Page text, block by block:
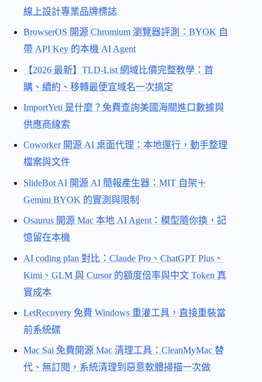
線上設計專業品牌標誌
BrowserOS 開源 Chromium 瀏覽器評測：BYOK 自
帶 API Key 的本機 AI Agent
【2026 最新】TLD-List 網域比價完整教學：首
購、續約、移轉最便宜域名一次搞定
ImportYeti 是什麼？免費查詢美國海關進口數據與
供應商線索
Coworker 開源 AI 桌面代理：本地運行，動手整理
檔案與文件
SlideBot AI 開源 AI 簡報產生器：MIT 自架＋
Gemini BYOK 的實測與限制
Osaurus 開源 Mac 本地 AI Agent：模型隨你換，記
憶留在本機
AI coding plan 對比：Claude Pro、ChatGPT Plus、
Kimi、GLM 與 Cursor 的額度倍率與中文 Token 真
實成本
LetRecovery 免費 Windows 重灌工具，直接重裝當
前系統碟
Mac Sai 免費開源 Mac 清理工具：CleanMyMac 替
代、無訂閱，系統清理到惡意軟體掃描一次做